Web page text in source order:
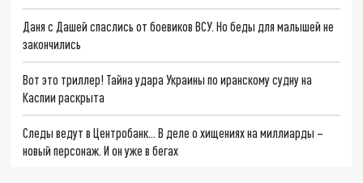
Даня с Дашей спаслись от боевиков ВСУ. Но беды для малышей не
закончились
Вот это триллер! Тайна удара Украины по иранскому судну на
Каспии раскрыта
Следы ведут в Центробанк… В деле о хищениях на миллиарды –
новый персонаж. И он уже в бегах